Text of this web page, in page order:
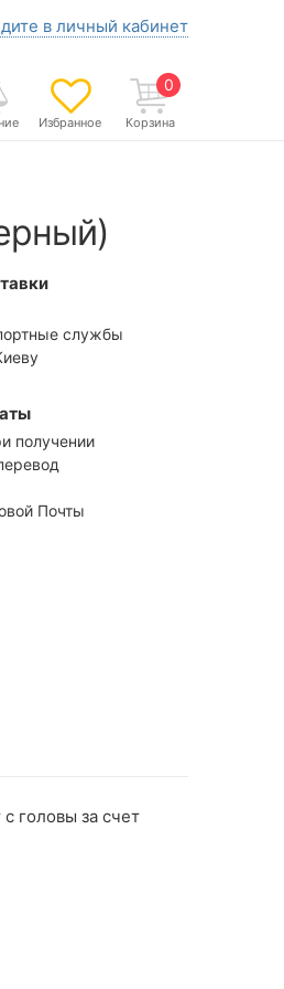
в личный кабинет
0
Корзина
Избранное
службы
получении
Почты
головы за счет